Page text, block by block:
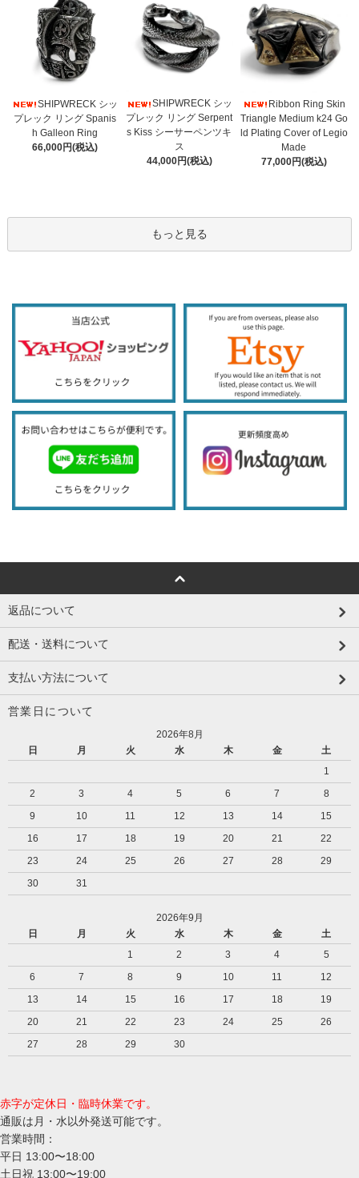
SHIPWRECK シッ
プレック リング Spanis
h Galleon Ring
66,000円(税込)
SHIPWRECK シッ
プレック リング Serpent
s Kiss シーサーペンツキ
ス
44,000円(税込)
Ribbon Ring Skin
Triangle Medium k24 Go
ld Plating Cover of Legio
Made
77,000円(税込)
もっと見る
返品について
配送・送料について
支払い方法について
営業日について
2026年8月
日
月 火 水 木 金
土
1
2
3 4 5 6 7
8
9
10 11 12 13 14
15
16
17 18 19 20 21
22
23
24 25 26 27 28
29
30
31
2026年9月
日
月 火 水 木 金
土
1
2 3 4
5
6
7 8 9 10 11
12
13
14 15 16 17 18
19
20
21 22 23 24 25
26
27
28 29 30
赤字が定休日・臨時休業です。
通販は月・水以外発送可能です。
営業時間：
平日 13:00〜18:00
土日祝 13:00〜19:00